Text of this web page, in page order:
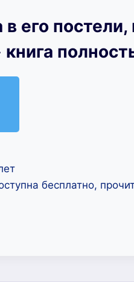
его
бесплатно,